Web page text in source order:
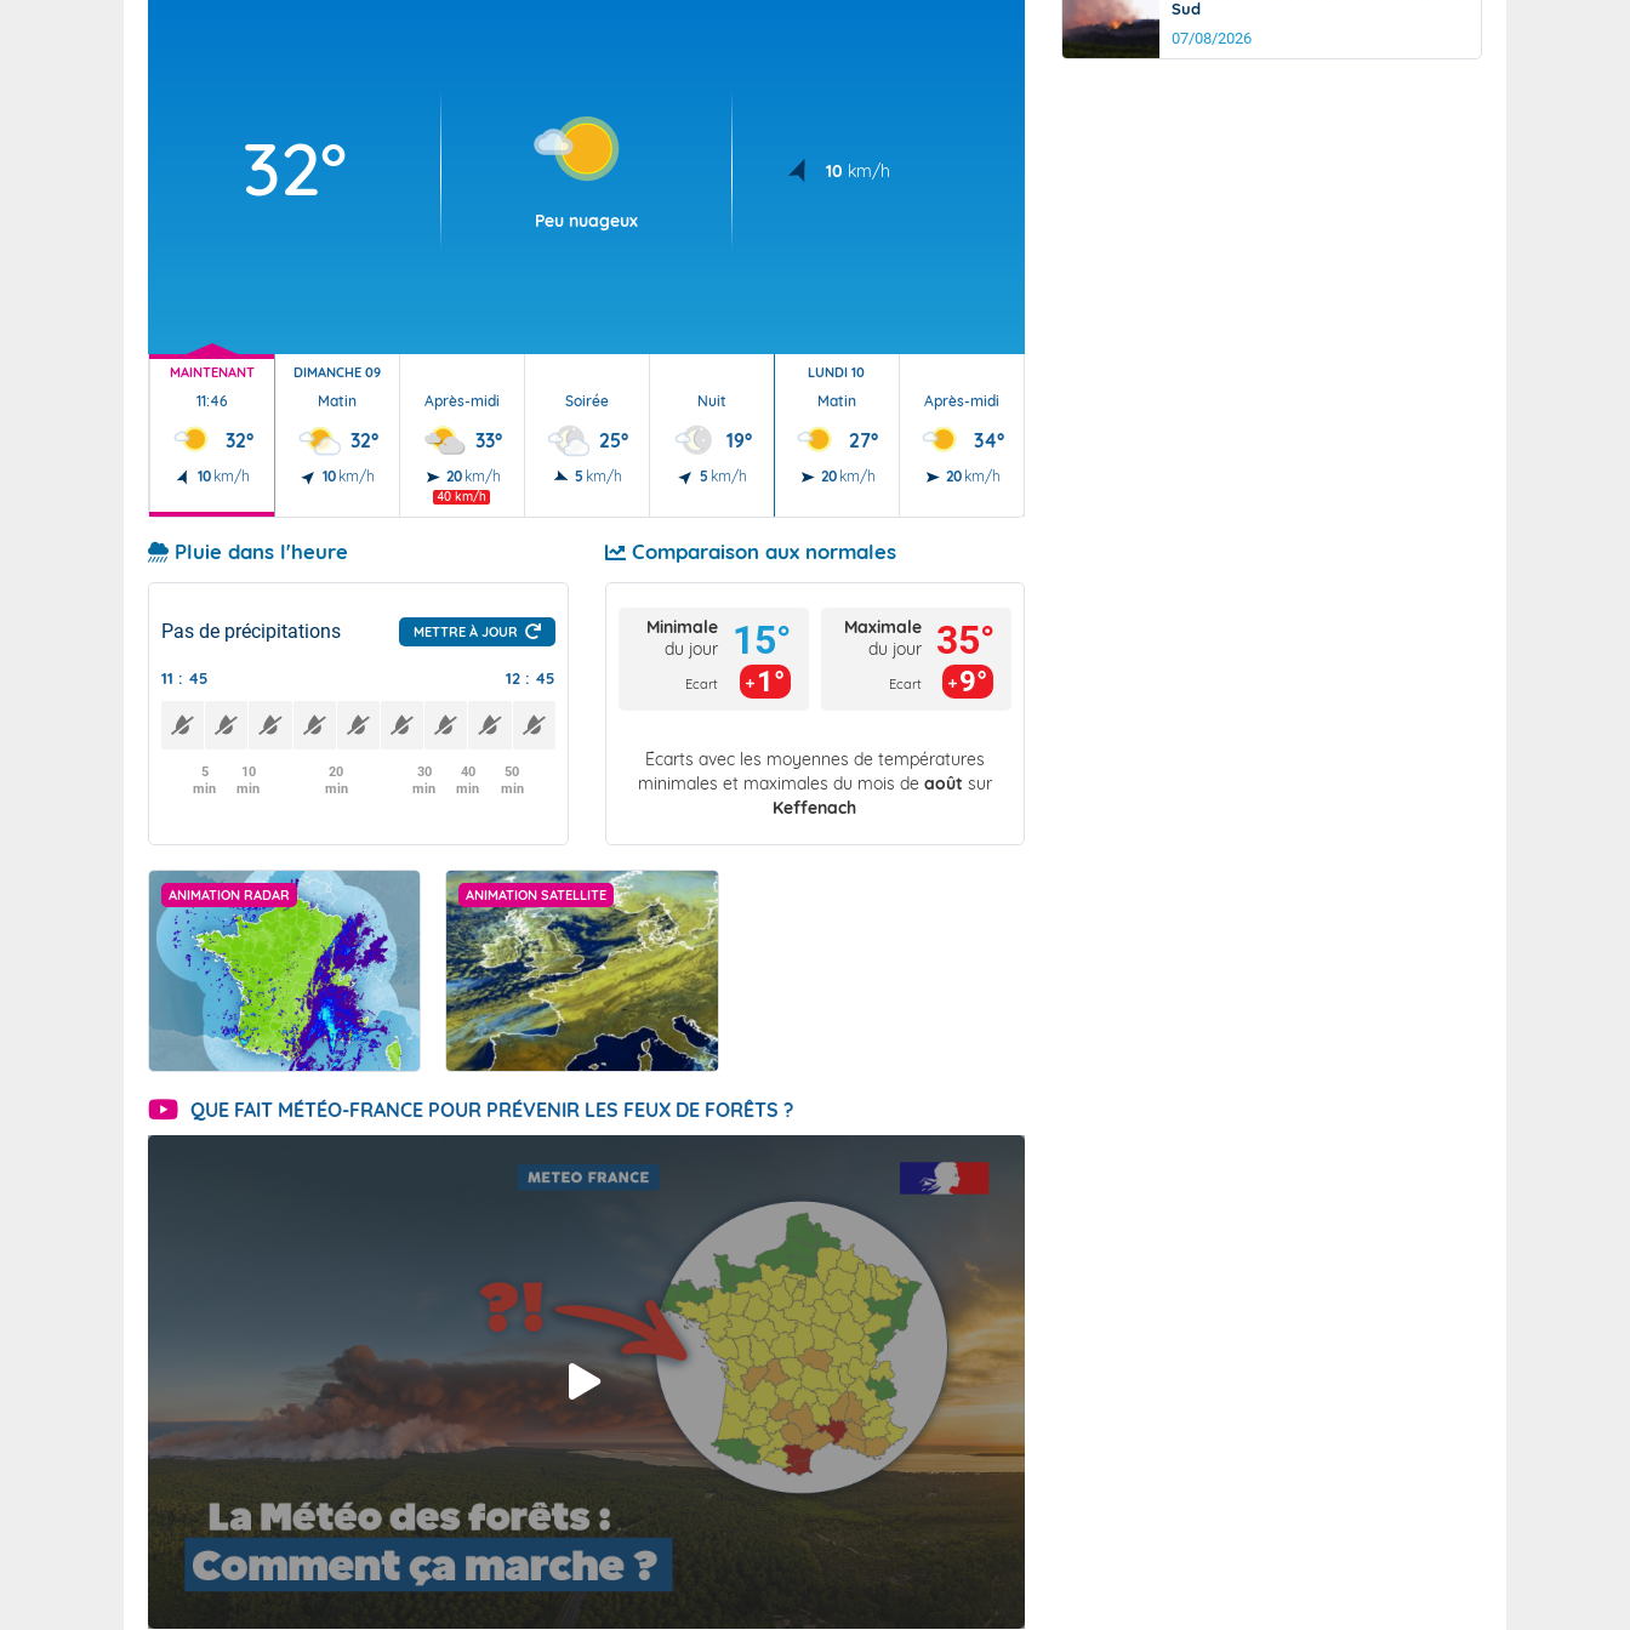
32°
Peu nuageux
10 km/h
MAINTENANT
11:46
32°
10 km/h
DIMANCHE 09
Matin
32°
10 km/h
Après-midi
33°
20 km/h
40 km/h
Soirée
25°
5 km/h
Nuit
19°
5 km/h
LUNDI 10
Matin
27°
20 km/h
Après-midi
34°
20 km/h
Pluie dans l'heure
Pas de précipitations METTRE À JOUR
11 : 45 12 : 45
5
min
10
min
20
min
30
min
40
min
50
min
Comparaison aux normales
Minimale
du jour
Ecart
15°
1°
Maximale
du jour
Ecart
35°
9°
Écarts avec les moyennes de températures
minimales et maximales du mois de août sur
Keffenach
ANIMATION RADAR ANIMATION SATELLITE
QUE FAIT MÉTÉO-FRANCE POUR PRÉVENIR LES FEUX DE FORÊTS ?
Sud
07/08/2026